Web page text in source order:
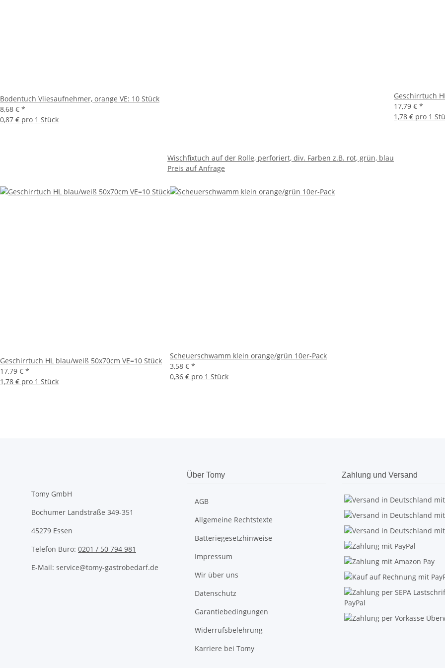
Bodentuch Vliesaufnehmer, orange VE: 10 Stück
8,68 € *
0,87 € pro 1 Stück
Wischfixtuch auf der Rolle, perforiert, div. Farben z.B. rot, grün, blau
Preis auf Anfrage
Geschirrtuch
17,79 € *
1,78 € pro 1
Geschirrtuch HL blau/weiß 50x70cm VE=10 Stück
17,79 € *
1,78 € pro 1 Stück
Scheuerschwamm klein orange/grün 10er-Pack
3,58 € *
0,36 € pro 1 Stück
Tomy GmbH
Bochumer Landstraße 349-351
45279 Essen
Telefon Büro: 0201 / 50 794 981
E-Mail: service@tomy-gastrobedarf.de
Über Tomy
AGB
Allgemeine Rechtstexte
Batteriegesetzhinweise
Impressum
Wir über uns
Datenschutz
Garantiebedingungen
Widerrufsbelehrung
Karriere bei Tomy
Zahlung und Versand